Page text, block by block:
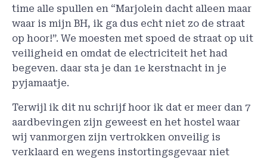
time alle spullen en “Marjolein dacht alleen maar
waar is mijn BH, ik ga dus echt niet zo de straat
op hoor!”. We moesten met spoed de straat op uit
veiligheid en omdat de electriciteit het had
begeven. daar sta je dan 1e kerstnacht in je
pyjamaatje.
Terwijl ik dit nu schrijf hoor ik dat er meer dan 7
aardbevingen zijn geweest en het hostel waar
wij vanmorgen zijn vertrokken onveilig is
verklaard en wegens instortingsgevaar niet